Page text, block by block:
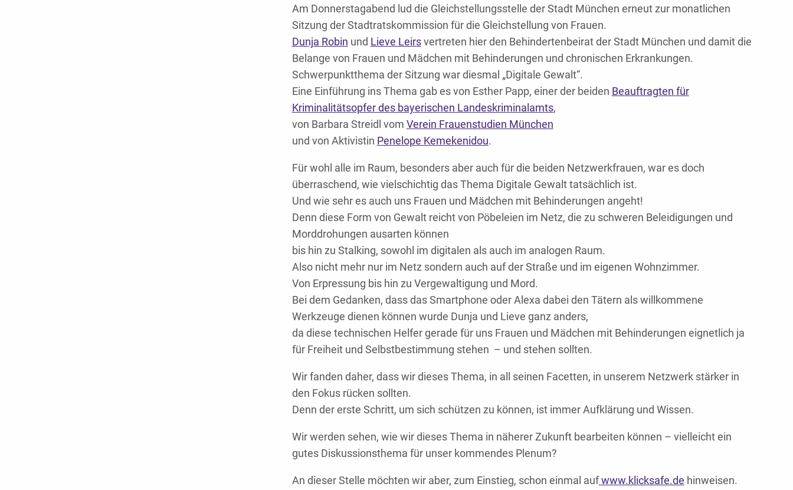
Am Donnerstagabend lud die Gleichstellungsstelle der Stadt München erneut zur monatlichen
Sitzung der Stadtratskommission für die Gleichstellung von Frauen.
Dunja Robin und Lieve Leirsvertreten hier den Behindertenbeirat der Stadt München und damit die
Belange von Frauen und Mädchen mit Behinderungen und chronischen Erkrankungen.
Schwerpunktthema der Sitzung war diesmal „Digitale Gewalt“.
Eine Einführung ins Thema gab es von Esther Papp, einer der beiden Beauftragten für
Kriminalitätsopfer des bayerischen Landeskriminalamts,
von Barbara Streidl vom Verein Frauenstudien München
und von Aktivistin Penelope Kemekenidou.
Für wohl alle im Raum, besonders aber auch für die beiden Netzwerkfrauen, war es doch
überraschend, wie vielschichtig das Thema Digitale Gewalt tatsächlich ist.
Und wie sehr es auch uns Frauen und Mädchen mit Behinderungen angeht!
Denn diese Form von Gewalt reicht von Pöbeleien im Netz, die zu schweren Beleidigungen und
Morddrohungen ausarten können
bis hin zu Stalking, sowohl im digitalen als auch im analogen Raum.
Also nicht mehr nur im Netz sondern auch auf der Straße und im eigenen Wohnzimmer.
Von Erpressung bis hin zu Vergewaltigung und Mord.
Bei dem Gedanken, dass das Smartphone oder Alexa dabei den Tätern als willkommene
Werkzeuge dienen können wurde Dunja und Lieve ganz anders,
da diese technischen Helfer gerade für uns Frauen und Mädchen mit Behinderungen eignetlich ja
für Freiheit und Selbstbestimmung stehen – und stehen sollten.
Wir fanden daher, dass wir dieses Thema, in all seinen Facetten, in unserem Netzwerk stärker in
den Fokus rücken sollten.
Denn der erste Schritt, um sich schützen zu können, ist immer Aufklärung und Wissen.
Wir werden sehen, wie wir dieses Thema in näherer Zukunft bearbeiten können – vielleicht ein
gutes Diskussionsthema für unser kommendes Plenum?
An dieser Stelle möchten wir aber, zum Einstieg, schon einmal aufwww.klicksafe.de hinweisen.